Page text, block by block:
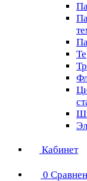
Кабинет
0